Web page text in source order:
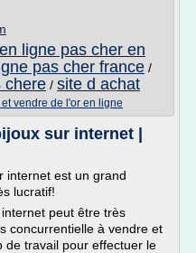
ligne pas cher en
pas cher france /
chere / site d achat
vendre de l'or en ligne
sur internet |
internet est un grand
lucratif!
peut être très
concurrentielle à vendre et
de travail pour effectuer le